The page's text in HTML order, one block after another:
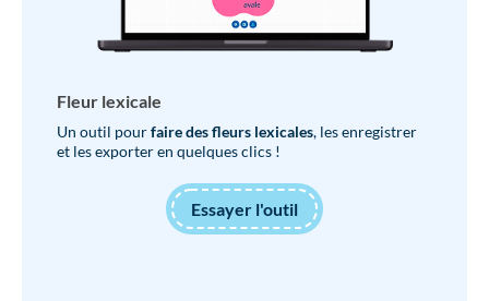
Fleur lexicale
Un outil pourfaire des fleurs lexicales, les enregistrer
et les exporter en quelques clics !
Essayer l'outil